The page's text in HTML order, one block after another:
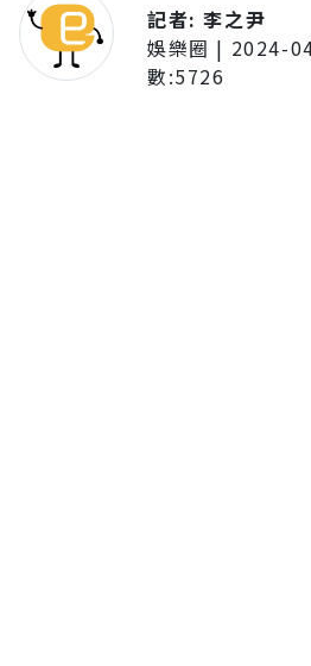
記者:李之尹
娛樂圈 | 2024-
數:5726